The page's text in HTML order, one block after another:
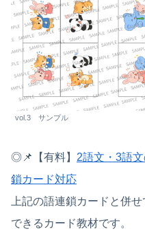
vol.3 サンプル
◎📌【有料】 2語文・3語
鎖カード対応
上記の語連鎖カードと併
できるカード教材です。